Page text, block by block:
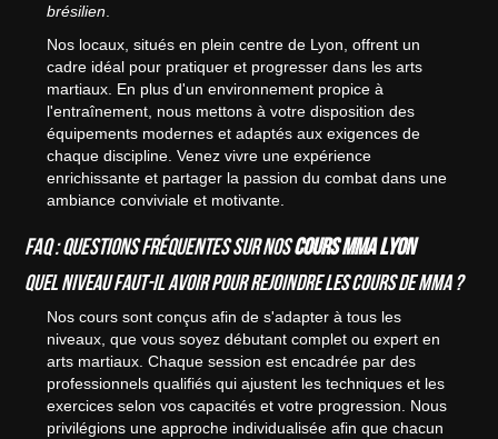
brésilien.
Nos locaux, situés en plein centre de Lyon, offrent un
cadre idéal pour pratiquer et progresser dans les arts
martiaux. En plus d'un environnement propice à
l'entraînement, nous mettons à votre disposition des
équipements modernes et adaptés aux exigences de
chaque discipline. Venez vivre une expérience
enrichissante et partager la passion du combat dans une
ambiance conviviale et motivante.
FAQ : Questions fréquentes sur nosCours MMA Lyon
Quel niveau faut-il avoir pour rejoindre les cours de MMA ?
Nos cours sont conçus afin de s'adapter à tous les
niveaux, que vous soyez débutant complet ou expert en
arts martiaux. Chaque session est encadrée par des
professionnels qualifiés qui ajustent les techniques et les
exercices selon vos capacités et votre progression. Nous
privilégions une approche individualisée afin que chacun